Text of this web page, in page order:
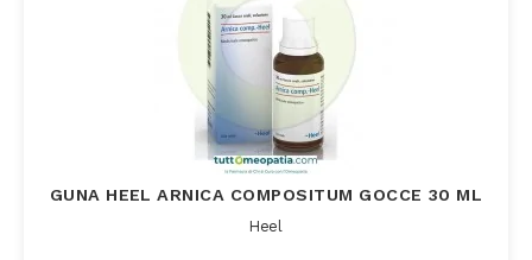
GUNA HEEL ARNICA COMPOSITUM GOCCE 30 ML
Heel